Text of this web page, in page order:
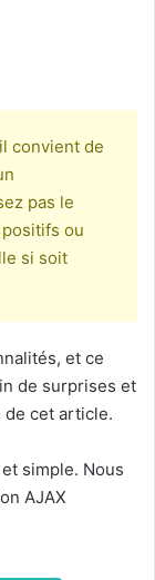
convient de
pas le
ou
si soit
et ce
de surprises et
de cet article.
simple. Nous
AJAX